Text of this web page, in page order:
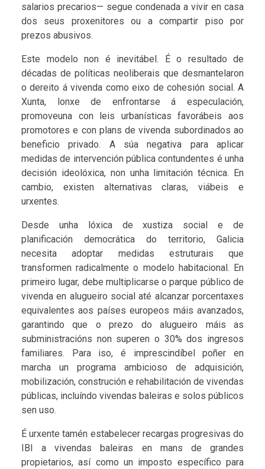
salarios precarios— segue condenada a vivir en casa
dos seus proxenitores ou a compartir piso por
prezos abusivos.
Este modelo non é inevitábel. É o resultado de
décadas de políticas neoliberais que desmantelaron
o dereito á vivenda como eixo de cohesión social. A
Xunta, lonxe de enfrontarse á especulación,
promoveuna con leis urbanísticas favorábeis aos
promotores e con plans de vivenda subordinados ao
beneficio privado. A súa negativa para aplicar
medidas de intervención pública contundentes é unha
decisión ideolóxica, non unha limitación técnica. En
cambio, existen alternativas claras, viábeis e
urxentes.
Desde unha lóxica de xustiza social e de
planificación democrática do territorio, Galicia
necesita adoptar medidas estruturais que
transformen radicalmente o modelo habitacional. En
primeiro lugar, debe multiplicarse o parque público de
vivenda en alugueiro social até alcanzar porcentaxes
equivalentes aos países europeos máis avanzados,
garantindo que o prezo do alugueiro máis as
subministracións non superen o 30% dos ingresos
familiares. Para iso, é imprescindíbel poñer en
marcha un programa ambicioso de adquisición,
mobilización, construción e rehabilitación de vivendas
públicas, incluíndo vivendas baleiras e solos públicos
sen uso.
É urxente tamén estabelecer recargas progresivas do
IBI a vivendas baleiras en mans de grandes
propietarios, así como un imposto específico para